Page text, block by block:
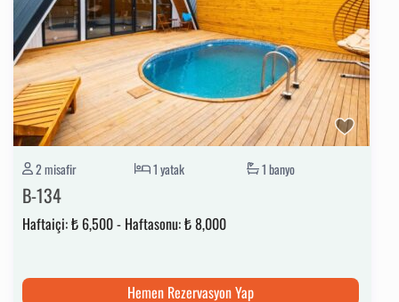
2 misafir 1 yatak 1 banyo
B-134
Haftaiçi:₺ 6,500- Haftasonu:₺ 8,000
Hemen Rezervasyon Yap